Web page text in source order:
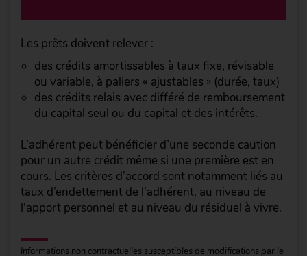
Les prêts doivent relever :
des crédits amortissables à taux fixe, révisable
ou variable, à paliers « ajustables » (durée, taux)
des crédits relais avec différé de remboursement
du capital seul ou du capital et des intérêts.
L’adhérent peut bénéficier d’une seconde caution
pour un autre crédit même si une première est en
cours. Les critères d’accord sont notamment liés au
taux d’endettement de l’adhérent, au niveau de
l'apport personnel et au niveau du résiduel à vivre.
Informations non contractuelles susceptibles de modifications par le